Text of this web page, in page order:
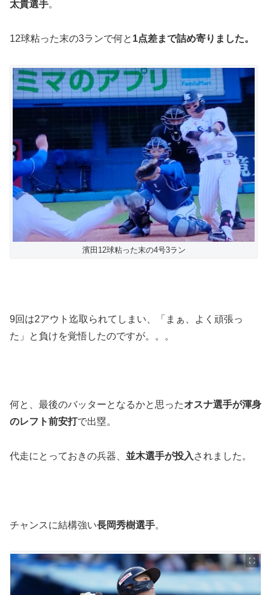
太貴選手。
12球粘った末の3ランで何と 1点差まで詰め寄りました。
濱田12球粘った末の4号3ラン
9回は2アウト迄取られてしまい、「まぁ、よく頑張っ
た」と負けを覚悟したのですが。。。
何と、最後のバッターとなるかと思ったオスナ選手が渾身
のレフト前安打で出塁。
代走にとっておきの兵器、 並木選手が投入 されました。
チャンスに結構強い長岡秀樹選手。